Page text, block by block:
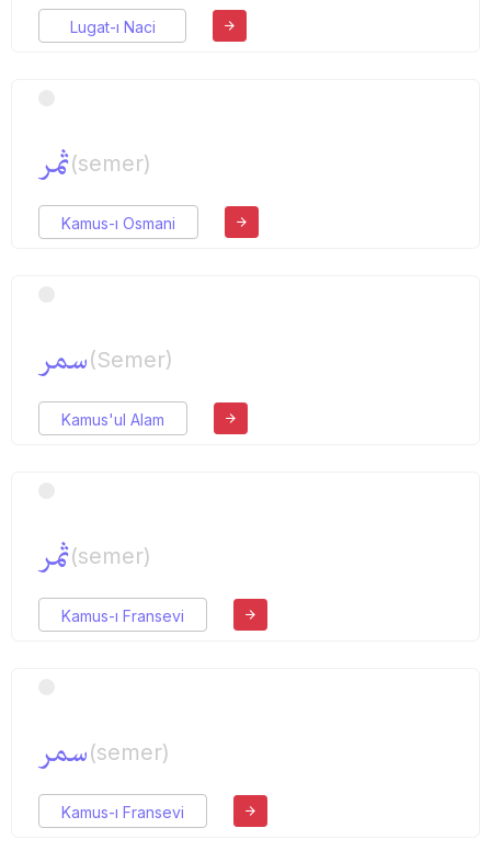
Lugat-ı Naci
ثمر(semer)
Kamus-ı Osmani
سمر(Semer)
Kamus'ul Alam
ثمر(semer)
Kamus-ı Fransevi
سمر(semer)
Kamus-ı Fransevi